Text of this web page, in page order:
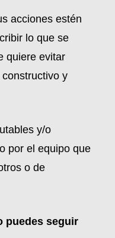
acciones estén
lo que se
quiere evitar
y
y/o
por el equipo que
o de
puedes seguir